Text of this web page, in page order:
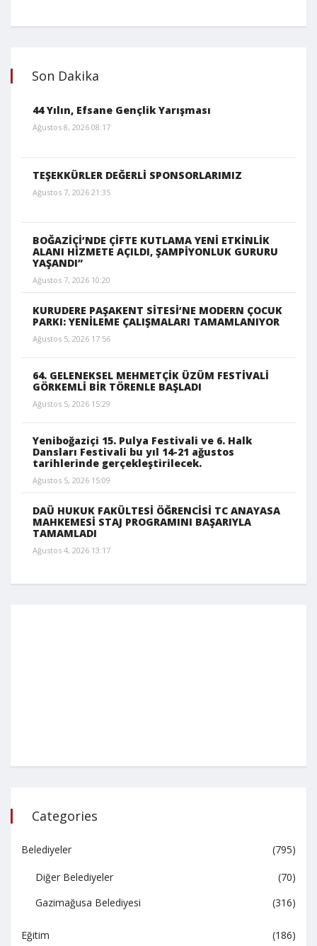
Son Dakika
44 Yılın, Efsane Gençlik Yarışması
Ağustos 8, 2026 08:17
TEŞEKKÜRLER DEĞERLİ SPONSORLARIMIZ
Ağustos 7, 2026 21:35
BOĞAZİÇİ’NDE ÇİFTE KUTLAMA YENİ ETKİNLİK
ALANI HİZMETE AÇILDI, ŞAMPİYONLUK GURURU
YAŞANDI”
Ağustos 7, 2026 10:20
KURUDERE PAŞAKENT SİTESİ’NE MODERN ÇOCUK
PARKI: YENİLEME ÇALIŞMALARI TAMAMLANIYOR
Ağustos 5, 2026 17:56
64. GELENEKSEL MEHMETÇİK ÜZÜM FESTİVALİ
GÖRKEMLİ BİR TÖRENLE BAŞLADI
Ağustos 5, 2026 15:29
Yeniboğaziçi 15. Pulya Festivali ve 6. Halk
Dansları Festivali bu yıl 14-21 ağustos
tarihlerinde gerçekleştirilecek.
Ağustos 5, 2026 15:09
DAÜ HUKUK FAKÜLTESİ ÖĞRENCİSİ TC ANAYASA
MAHKEMESİ STAJ PROGRAMINI BAŞARIYLA
TAMAMLADI
Ağustos 4, 2026 13:17
Categories
Belediyeler (795)
Diğer Belediyeler
(70)
Gazimağusa Belediyesi
(316)
Eğitim
(186)